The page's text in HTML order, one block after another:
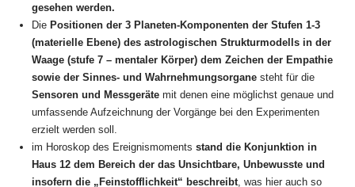
gesehen werden.
Die Positionen der 3 Planeten-Komponenten der Stufen 1-3
(materielle Ebene) des astrologischen Strukturmodells in der
Waage (stufe 7 – mentaler Körper) dem Zeichen der Empathie
sowie der Sinnes- und Wahrnehmungsorgane steht für die
Sensoren und Messgeräte mit denen eine möglichst genaue und
umfassende Aufzeichnung der Vorgänge bei den Experimenten
erzielt werden soll.
im Horoskop des Ereignismoments stand die Konjunktion in
Haus 12 dem Bereich der das Unsichtbare, Unbewusste und
insofern die „Feinstofflichkeit“ beschreibt , was hier auch so